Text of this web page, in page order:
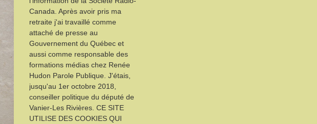
Canada. Après avoir pris ma
retraite j'ai travaillé comme
attaché de presse au
Gouvernement du Québec et
aussi comme responsable des
formations médias chez Renée
Hudon Parole Publique. J'étais,
jusqu'au 1er octobre 2018,
conseiller politique du député de
Vanier-Les Rivières. CE SITE
UTILISE DES COOKIES QUI